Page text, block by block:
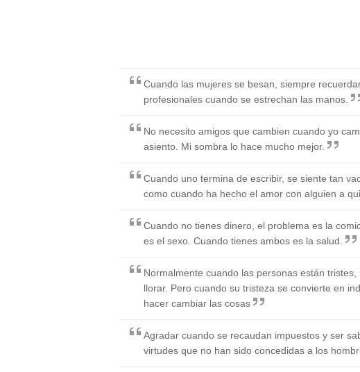
Cuando las mujeres se besan, siempre
profesionales cuando se estrechan las manos.
No necesito amigos que cambien cuando yo
asiento. Mi sombra lo hace mucho mejor.
Cuando uno termina de escribir, se siente tan
como cuando ha hecho el amor con alguien a
Cuando no tienes dinero, el problema es la
es el sexo. Cuando tienes ambos es la salud.
Normalmente cuando las personas están
llorar. Pero cuando su tristeza se convierte en
hacer cambiar las cosas
Agradar cuando se recaudan impuestos y ser
virtudes que no han sido concedidas a los